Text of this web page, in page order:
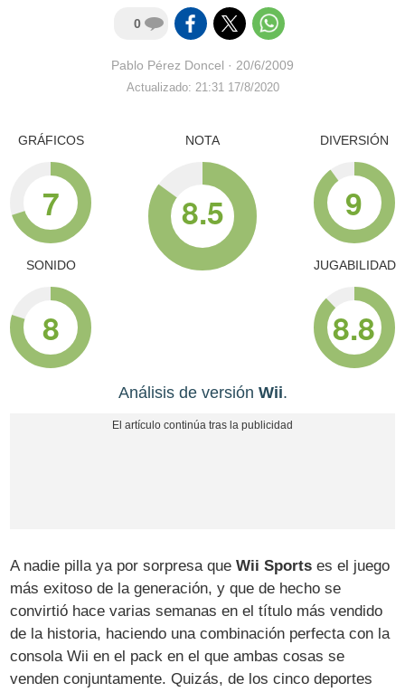
0
Pablo Pérez Doncel · 20/6/2009
Actualizado: 21:31 17/8/2020
GRÁFICOS
7
SONIDO
8
NOTA
8.5
DIVERSIÓN
9
JUGABILIDAD
8.8
Análisis de versión Wii.
A nadie pilla ya por sorpresa queWii Sports es el juego
más exitoso de la generación, y que de hecho se
convirtió hace varias semanas en el título más vendido
de la historia, haciendo una combinación perfecta con la
consola Wii en el pack en el que ambas cosas se
venden conjuntamente. Quizás, de los cinco deportes